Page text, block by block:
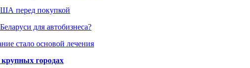
перед покупкой
для автобизнеса?
стало основой лечения
городах